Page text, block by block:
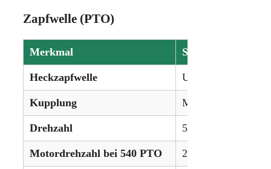
Zapfwelle (PTO)
Merkmal Spezifikation
Heckzapfwelle Unabhängig
Kupplung Mechanische
Drehzahl 540 / 540E
Motordrehzahl bei 540 PTO 2.160 U/min